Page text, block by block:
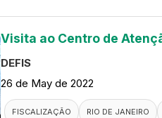
Visita ao Centro de
DEFIS
26 de May de 2022
FISCALIZAÇÃO RIO DE JANEIRO